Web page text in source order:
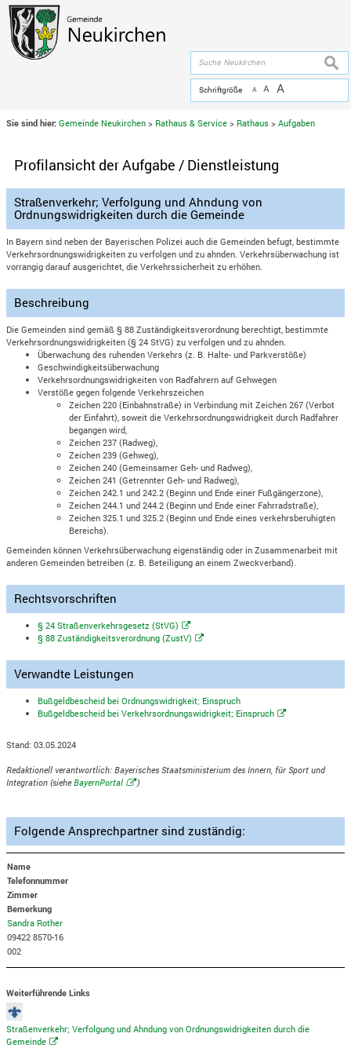
Zum Inhalt,zur Navigation
Schriftgröße A A A
Sie sind hier: Gemeinde Neukirchen > Rathaus & Service > Rathaus >Aufgaben
Profilansicht der Aufgabe / Dienstleistung
Straßenverkehr; Verfolgung und Ahndung von
Ordnungswidrigkeiten durch die Gemeinde
In Bayern sind neben der Bayerischen Polizei auch die Gemeinden befugt, bestimmte
Verkehrsordnungswidrigkeiten zu verfolgen und zu ahnden. Verkehrsüberwachung ist
vorrangig darauf ausgerichtet, die Verkehrssicherheit zu erhöhen.
Beschreibung
Die Gemeinden sind gemäß § 88 Zuständigkeitsverordnung berechtigt, bestimmte
Verkehrsordnungswidrigkeiten (§ 24 StVG) zu verfolgen und zu ahnden.
Überwachung des ruhenden Verkehrs (z. B. Halte- und Parkverstöße)
Geschwindigkeitsüberwachung
Verkehrsordnungswidrigkeiten von Radfahrern auf Gehwegen
Verstöße gegen folgende Verkehrszeichen
Zeichen 220 (Einbahnstraße) in Verbindung mit Zeichen 267 (Verbot
der Einfahrt), soweit die Verkehrsordnungswidrigkeit durch Radfahrer
begangen wird,
Zeichen 237 (Radweg),
Zeichen 239 (Gehweg),
Zeichen 240 (Gemeinsamer Geh- und Radweg),
Zeichen 241 (Getrennter Geh- und Radweg),
Zeichen 242.1 und 242.2 (Beginn und Ende einer Fußgängerzone),
Zeichen 244.1 und 244.2 (Beginn und Ende einer Fahrradstraße),
Zeichen 325.1 und 325.2 (Beginn und Ende eines verkehrsberuhigten
Bereichs).
Gemeinden können Verkehrsüberwachung eigenständig oder in Zusammenarbeit mit
anderen Gemeinden betreiben (z. B. Beteiligung an einem Zweckverband).
Rechtsvorschriften
§ 24 Straßenverkehrsgesetz (StVG)
§ 88 Zuständigkeitsverordnung (ZustV)
Verwandte Leistungen
Bußgeldbescheid bei Ordnungswidrigkeit; Einspruch
Bußgeldbescheid bei Verkehrsordnungswidrigkeit; Einspruch
Stand: 03.05.2024
Redaktionell verantwortlich: Bayerisches Staatsministerium des Innern, für Sport und
Integration (sieheBayernPortal )
Folgende Ansprechpartner sind zuständig:
Name
Telefonnummer
Zimmer
Bemerkung
Sandra Rother
09422 8570-16
002
Weiterführende Links
Straßenverkehr; Verfolgung und Ahndung von Ordnungswidrigkeiten durch die
Gemeinde